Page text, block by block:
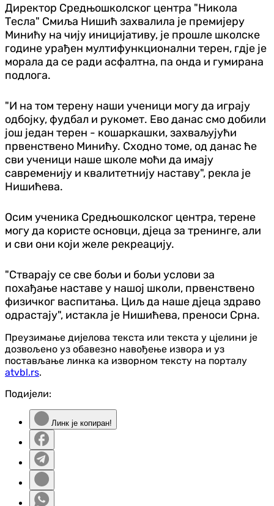
Директор Средњошколског центра "Никола
Тесла" Смиља Нишић захвалила је премијеру
Минићу на чију иницијативу, је прошле школске
године урађен мултифункционални терен, гдје је
морала да се ради асфалтна, па онда и гумирана
подлога.
"И на том терену наши ученици могу да играју
одбојку, фудбал и рукомет. Ево данас смо добили
још један терен - кошаркашки, захваљујући
првенствено Минићу. Сходно томе, од данас ће
сви ученици наше школе моћи да имају
савременију и квалитетнију наставу", рекла је
Нишићева.
Осим ученика Средњошколског центра, терене
могу да користе основци, дјеца за тренинге, али
и сви они који желе рекреацију.
"Стварају се све бољи и бољи услови за
похађање наставе у нашој школи, првенствено
физичког васпитања. Циљ да наше дјеца здраво
одрастају", истакла је Нишићева, преноси Срна.
Преузимање дијелова текста или текста у цјелини је
дозвољено уз обавезно навођење извора и уз
постављање линка ка изворном тексту на порталу
atvbl.rs.
Подијели:
Линк је копиран!